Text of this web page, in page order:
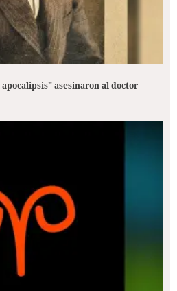
asesinaron al doctor